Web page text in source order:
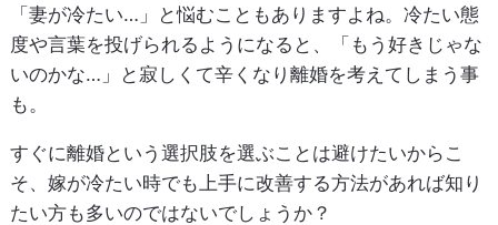
「妻が冷たい…」と悩むこともありますよね。冷たい態
度や言葉を投げられるようになると、「もう好きじゃな
いのかな…」と寂しくて辛くなり離婚を考えてしまう事
も。
すぐに離婚という選択肢を選ぶことは避けたいからこ
そ、嫁が冷たい時でも上手に改善する方法があれば知り
たい方も多いのではないでしょうか？